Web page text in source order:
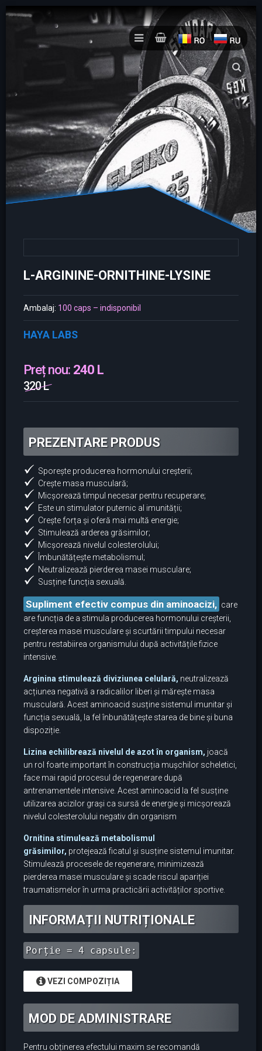
L-ARGININE-ORNITHINE-LYSINE
Ambalaj: 100 caps – indisponibil
HAYA LABS
Preț nou: 240 L
320 L
PREZENTARE PRODUS
Sporește producerea hormonului creșterii;
Crește masa musculară;
Micșorează timpul necesar pentru recuperare;
Este un stimulator puternic al imunității;
Crește forța și oferă mai multă energie;
Stimulează arderea grăsimilor;
Micșorează nivelul colesterolului;
Îmbunătățește metabolismul;
Neutralizează pierderea masei musculare;
Susține funcția sexuală.
Supliment efectiv compus din aminoacizi, care
are funcția de a stimula producerea hormonului creșterii,
creșterea masei musculare și scurtării timpului necesar
pentru restabiirea organismului după activitățile fizice
intensive.
Arginina stimulează diviziunea celulară, neutralizează
acțiunea negativă a radicalilor liberi și mărește masa
musculară. Acest aminoacid susține sistemul imunitar și
funcția sexuală, la fel înbunătățește starea de bine și buna
dispoziție.
Lizina echilibrează nivelul de azot în organism, joacă
un rol foarte important în construcția mușchilor scheletici,
face mai rapid procesul de regenerare după
antrenamentele intensive. Acest aminoacid la fel susține
utilizarea acizilor grași ca sursă de energie și micșorează
nivelul colesterolului negativ din organism
Ornitina stimulează metabolismul
grăsimilor, protejează ficatul și susține sistemul imunitar.
Stimulează procesele de regenerare, minimizează
pierderea masei musculare și scade riscul apariției
traumatismelor în urma practicării activităților sportive.
INFORMAȚII NUTRIȚIONALE
Porție = 4 capsule:
VEZI COMPOZIȚIA
MOD DE ADMINISTRARE
Pentru obținerea efectului maxim se recomandă